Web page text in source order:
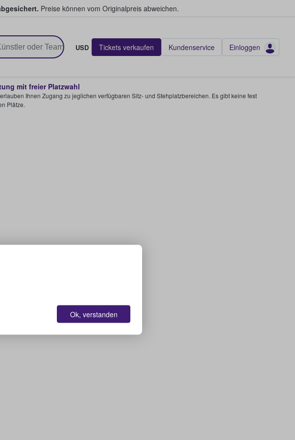
Preise können vom Originalpreis abweichen.
USD Tickets verkaufen Kundenservice Einloggen
mit freier Platzwahl
Ihnen Zugang zu jeglichen verfügbaren Sitz- und Stehplatzbereichen. Es gibt keine fest
Plätze.
Ok, verstanden